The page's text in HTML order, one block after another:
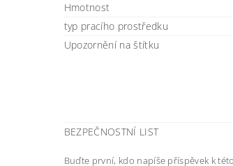
Hmotnost
typ pracího prostředku
Upozornění na štítku
BEZPEČNOSTNÍ LIST
Buďte první, kdo napíše příspěvek k